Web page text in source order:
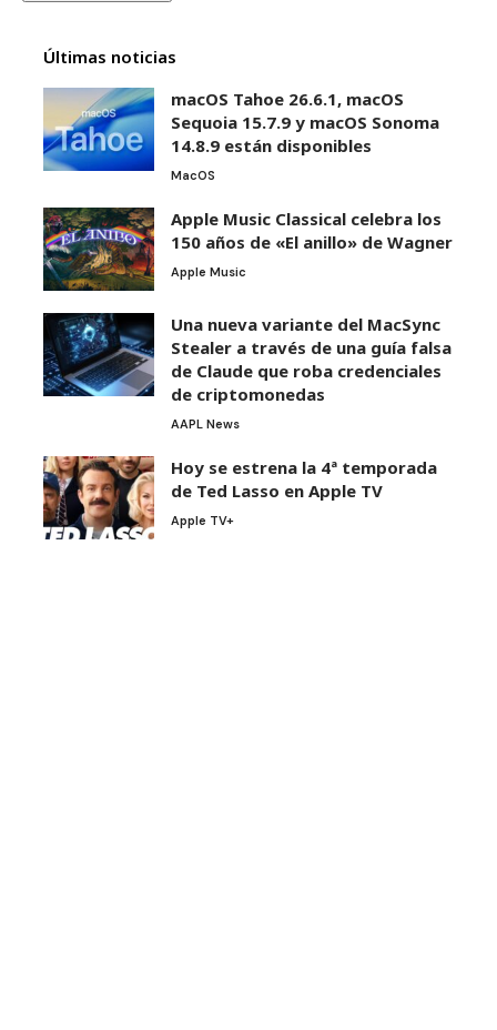
Últimas noticias
macOS Tahoe 26.6.1, macOS
Sequoia 15.7.9 y macOS Sonoma
14.8.9 están disponibles
MacOS
Apple Music Classical celebra los
150 años de «El anillo» de Wagner
Apple Music
Una nueva variante del MacSync
Stealer a través de una guía falsa
de Claude que roba credenciales
de criptomonedas
AAPL News
Hoy se estrena la 4ª temporada
de Ted Lasso en Apple TV
Apple TV+